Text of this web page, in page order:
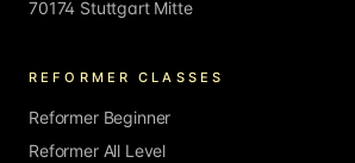
70174 Stuttgart Mitte
REFORMER CLASSES
Reformer Beginner
Reformer All Level